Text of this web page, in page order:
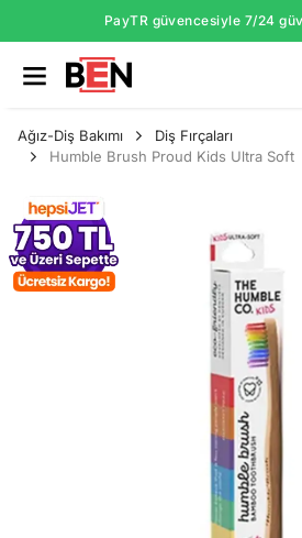
PayTR güvencesiyle 7/24
Ağız-Diş Bakımı
Diş Fırçaları
Humble Brush Proud Kids Ultra Soft